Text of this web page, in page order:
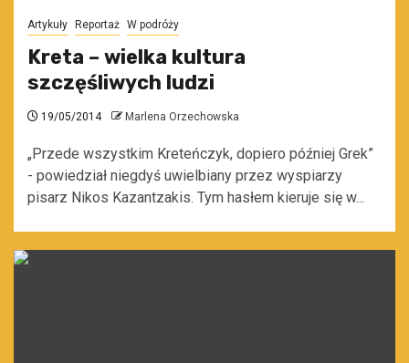
Artykuły Reportaż W podróży
Kreta – wielka kultura
szczęśliwych ludzi
19/05/2014 Marlena Orzechowska
„Przede wszystkim Kreteńczyk, dopiero później Grek”
- powiedział niegdyś uwielbiany przez wyspiarzy
pisarz Nikos Kazantzakis. Tym hasłem kieruje się w...